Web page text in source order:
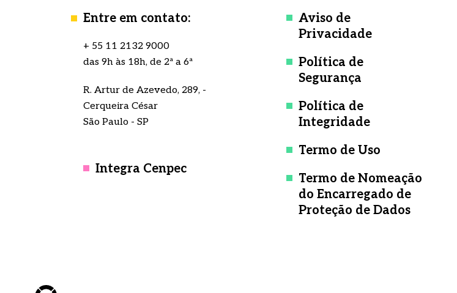
Entre em contato:
+ 55 11 2132 9000
das 9h às 18h, de 2ª a 6ª
R. Artur de Azevedo, 289, -
Cerqueira César
São Paulo - SP
Integra Cenpec
Aviso de
Privacidade
Política de
Segurança
Política de
Integridade
Termo de Uso
Termo de Nomeação
do Encarregado de
Proteção de Dados